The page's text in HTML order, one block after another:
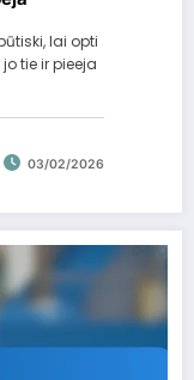
lai opti
tie ir pieeja
03/02/2026